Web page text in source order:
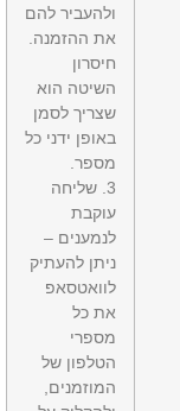
ולהעביר להם
את ההזמנה.
חיסרון
השיטה הוא
שצריך לסמן
באופן ידני כל
מספר.
3. שליחה
עוקבת
לנמענים –
ניתן להעתיק
לוואטסאפ
את כל
מספרי
הטלפון של
המוזמנים,